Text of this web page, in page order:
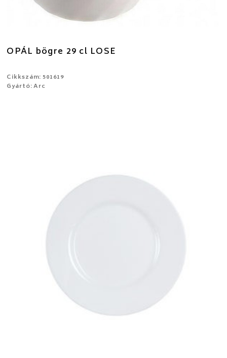
OPÁL bögre 29 cl LOSE
Cikkszám: 501619
Gyártó: Arc